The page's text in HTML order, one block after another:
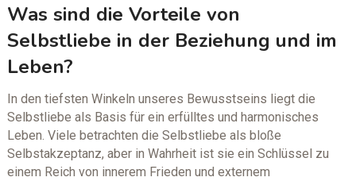
Was sind die Vorteile von
Selbstliebe in der Beziehung und im
Leben?
In den tiefsten Winkeln unseres Bewusstseins liegt die
Selbstliebe als Basis für ein erfülltes und harmonisches
Leben. Viele betrachten die Selbstliebe als bloße
Selbstakzeptanz, aber in Wahrheit ist sie ein Schlüssel zu
einem Reich von innerem Frieden und externem